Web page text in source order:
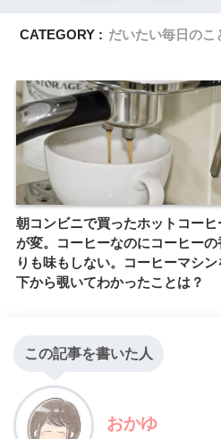
CATEGORY : だいたい毎日のこ
朝コンビニで買ったホットコーヒ
が変。コーヒーなのにコーヒーの
りも味もしない。コーヒーマシン
下から覗いてわかったことは？
この記事を書いた人
おかゆ